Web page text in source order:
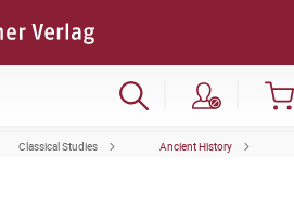
Classical Studies Ancient History